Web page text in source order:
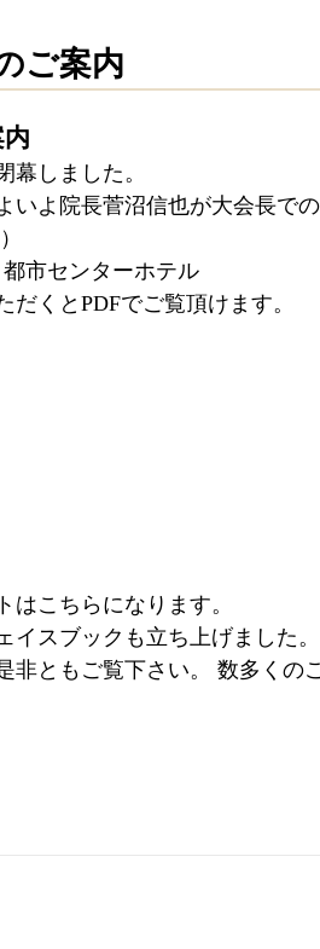
ご案内
幕しました。
いよ院長菅沼信也が大会長で
市センターホテル
くとPDFでご覧頂けます。
はこちらになります。
イスブック も立ち上げました。
ともご覧下さい。 数多くの